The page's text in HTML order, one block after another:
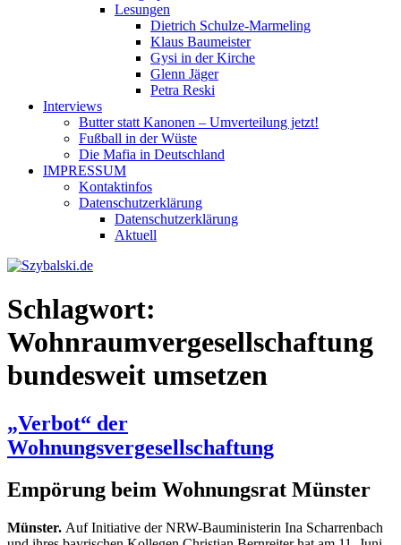
Lesungen
Dietrich Schulze-Marmeling
Klaus Baumeister
Gysi in der Kirche
Glenn Jäger
Petra Reski
Interviews
Butter statt Kanonen – Umverteilung jetzt!
Fußball in der Wüste
Die Mafia in Deutschland
IMPRESSUM
Kontaktinfos
Datenschutzerklärung
Datenschutzerklärung
Aktuell
Schlagwort:
Wohnraumvergesellschaftung
bundesweit umsetzen
„Verbot“ der
Wohnungsvergesellschaftung
Empörung beim Wohnungsrat Münster
Münster. Auf Initiative der NRW-Bauministerin Ina Scharrenbach